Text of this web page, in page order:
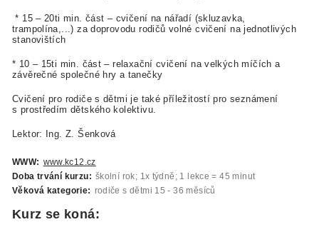
* 15 – 20ti min. část – cvičení na nářadí (skluzavka,
trampolína,...) za doprovodu rodičů volné cvičení na jednotlivých
stanovištích
* 10 – 15ti min. část – relaxační cvičení na velkých míčích a
závěrečné společné hry a tanečky
Cvičení pro rodiče s dětmi je také příležitostí pro seznámení
s prostředím dětského kolektivu.
Lektor: Ing. Z. Šenková
WWW: www.kc12.cz
Doba trvání kurzu: školní rok; 1x týdně; 1 lekce = 45 minut
Věková kategorie: rodiče s dětmi 15 - 36 měsíců
Kurz se koná: